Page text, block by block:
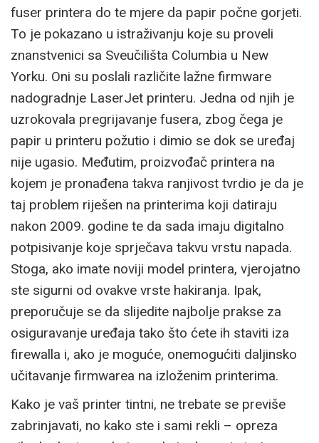
fuser printera do te mjere da papir počne gorjeti.
To je pokazano u istraživanju koje su proveli
znanstvenici sa Sveučilišta Columbia u New
Yorku. Oni su poslali različite lažne firmware
nadogradnje LaserJet printeru. Jedna od njih je
uzrokovala pregrijavanje fusera, zbog čega je
papir u printeru požutio i dimio se dok se uređaj
nije ugasio. Međutim, proizvođač printera na
kojem je pronađena takva ranjivost tvrdio je da je
taj problem riješen na printerima koji datiraju
nakon 2009. godine te da sada imaju digitalno
potpisivanje koje sprječava takvu vrstu napada.
Stoga, ako imate noviji model printera, vjerojatno
ste sigurni od ovakve vrste hakiranja. Ipak,
preporučuje se da slijedite najbolje prakse za
osiguravanje uređaja tako što ćete ih staviti iza
firewalla i, ako je moguće, onemogućiti daljinsko
učitavanje firmwarea na izloženim printerima.
Kako je vaš printer tintni, ne trebate se previše
zabrinjavati, no kako ste i sami rekli – opreza